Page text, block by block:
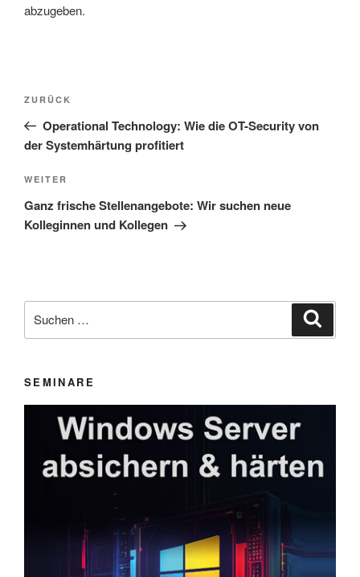
abzugeben.
Beitragsnavigation
Vorheriger
Beitrag
ZURÜCK
Operational Technology: Wie die OT-Security von
der Systemhärtung profitiert
Nächster
Beitrag
WEITER
Ganz frische Stellenangebote: Wir suchen neue
Kolleginnen und Kollegen
nach:
SEMINARE